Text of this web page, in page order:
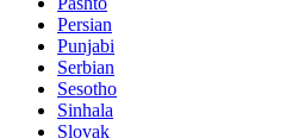
Persian
Punjabi
Serbian
Sesotho
Sinhala
Slovak